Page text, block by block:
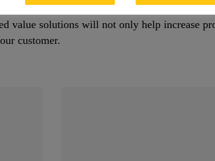
material consumption, cycle time, waste
value solutions will not only help increase
customer.